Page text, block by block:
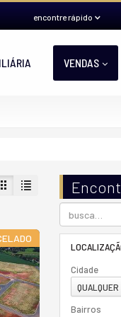
encontre rápido
VENDAS
Cidade
QUALQUER
Bairros